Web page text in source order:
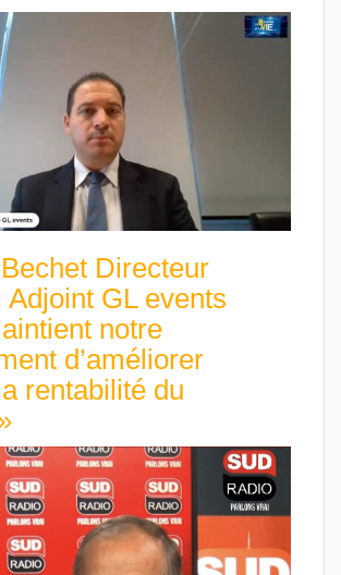
Directeur
Adjoint GL events
notre
d’améliorer
rentabilité du